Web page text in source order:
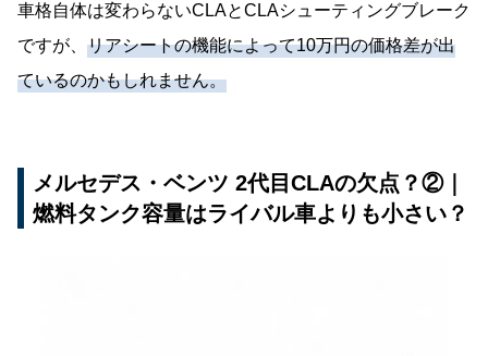
車格自体は変わらないCLAとCLAシューティングブレーク
ですが、 リアシートの機能によって10万円の価格差が出
ているのかもしれません。
メルセデス・ベンツ 2代目CLAの欠点？②｜
燃料タンク容量はライバル車よりも小さい？